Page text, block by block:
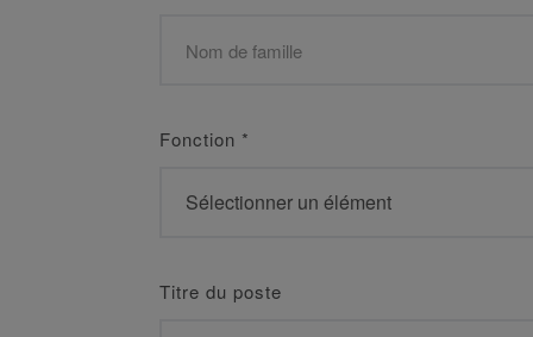
Fonction *
Titre du poste